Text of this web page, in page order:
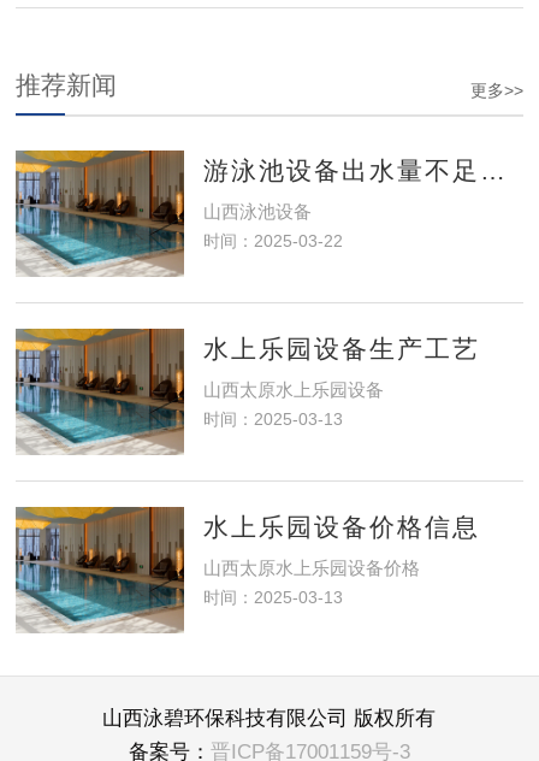
更多>>
推荐新闻
山西泳池设备​
时间：2025-03-22
水上乐园设备生产工艺
山西太原水上乐园设备
时间：2025-03-13
水上乐园设备价格信息
山西太原水上乐园设备价格
时间：2025-03-13
山西泳碧环保科技有限公司 版权所有
备案号： 晋ICP备17001159号-3